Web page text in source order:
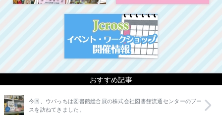
イベント・ワーク
おすすめ記事
今回、ウパっちは図書館総合展の株式会社図書館流通センターのブー
スを訪ねてきました。